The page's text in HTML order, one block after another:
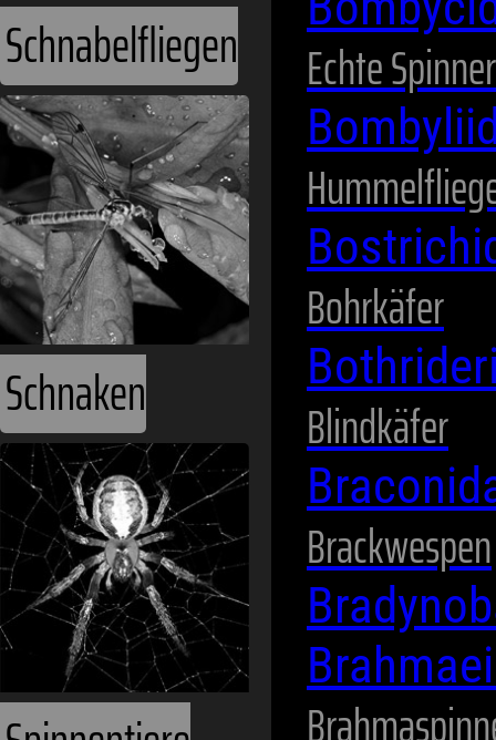
Schnaken
Spinnentiere
Echte Spinner
Bohrkäfer
Blindkäfer
Brackwespen